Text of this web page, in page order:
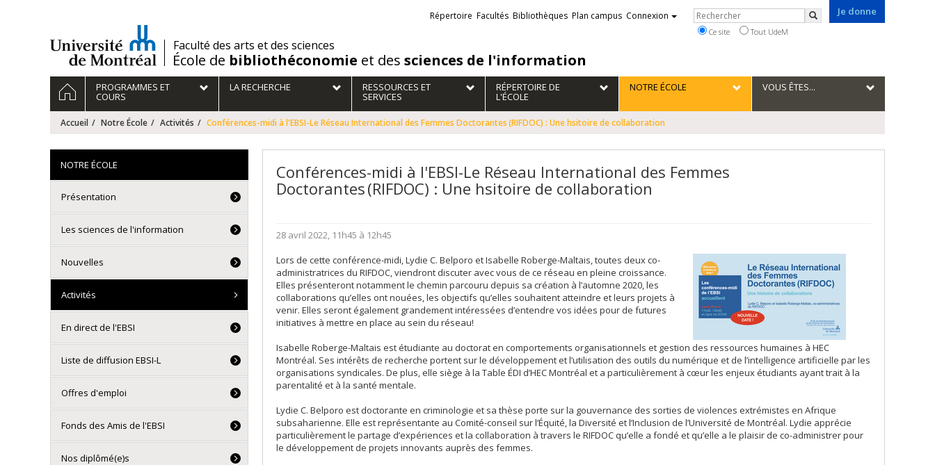
/Faculté des arts et des sciences
École de bibliothéconomie et des sciences de l'information
Je donne
Liens
externes
Répertoire Facultés Bibliothèques Plan campus Connexion Rechercher
Rechercher
Ce site Tout UdeM
Navigation
principale
ACCUEILPROGRAMMES ET
COURS
LA RECHERCHE RESSOURCES ET
SERVICES
RÉPERTOIRE DE
L'ÉCOLE
NOTRE ÉCOLE VOUS ÊTES...
Accueil Notre École Activités Conférences-midi à l'EBSI-Le Réseau International des Femmes Doctorantes (RIFDOC) : Une hsitoire de collaboration
Conférences-midi à l'EBSI-Le Réseau International des Femmes
Doctorantes (RIFDOC) : Une hsitoire de collaboration
28 avril 2022, 11h45 à 12h45
Lors de cette conférence-midi, Lydie C. Belporo et Isabelle Roberge-Maltais, toutes deux co-
administratrices du RIFDOC, viendront discuter avec vous de ce réseau en pleine croissance.
Elles présenteront notamment le chemin parcouru depuis sa création à l’automne 2020, les
collaborations qu’elles ont nouées, les objectifs qu’elles souhaitent atteindre et leurs projets à
venir. Elles seront également grandement intéressées d’entendre vos idées pour de futures
initiatives à mettre en place au sein du réseau!
Isabelle Roberge-Maltais est étudiante au doctorat en comportements organisationnels et gestion des ressources humaines à HEC
Montréal. Ses intérêts de recherche portent sur le développement et l’utilisation des outils du numérique et de l’intelligence artificielle par les
organisations syndicales. De plus, elle siège à la Table ÉDI d’HEC Montréal et a particulièrement à cœur les enjeux étudiants ayant trait à la
parentalité et à la santé mentale.
Lydie C. Belporo est doctorante en criminologie et sa thèse porte sur la gouvernance des sorties de violences extrémistes en Afrique
subsaharienne. Elle est représentante au Comité-conseil sur l’Équité, la Diversité et l’Inclusion de l’Université de Montréal. Lydie apprécie
particulièrement le partage d’expériences et la collaboration à travers le RIFDOC qu’elle a fondé et qu’elle a le plaisir de co-administrer pour
le développement de projets innovants auprès des femmes.
NOTRE ÉCOLE
Présentation
Les sciences de l'information
Nouvelles
Activités
En direct de l'EBSI
Liste de diffusion EBSI-L
Offres d'emploi
Fonds des Amis de l'EBSI
Nos diplômé(e)s